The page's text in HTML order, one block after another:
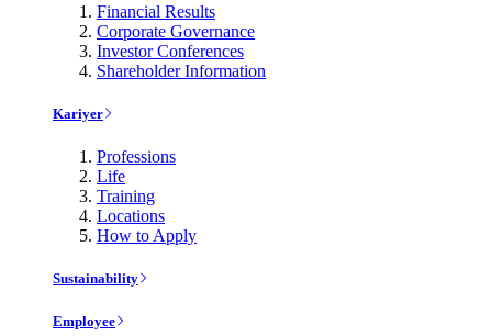
Financial Results
Corporate Governance
Investor Conferences
Shareholder Information
Kariyer
Professions
Life
Training
Locations
How to Apply
Sustainability
Employee